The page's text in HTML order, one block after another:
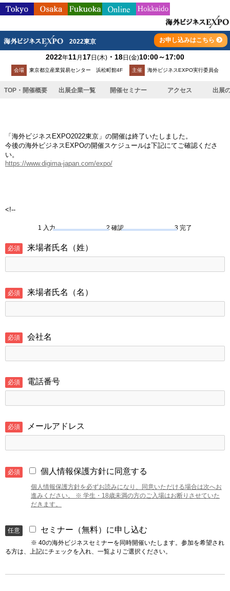
2022東京 お申し込みはこちら
2022年11月 17日 (木) ・18日 (金)10:00～17:00
会場 東京都立産業貿易センター 浜松町館4F 主催 海外ビジネスEXPO実行委員会
TOP・開催概要 出展企業一覧 開催セミナー アクセス 出展
「海外ビジネスEXPO2022東京」の開催は終了いたしました。
今後の海外ビジネスEXPOの開催スケジュールは下記にてご確認くださ
い。
https://www.digima-japan.com/expo/
<!--
1 入力 2 確認 3 完了
必須 来場者氏名（姓）
必須 来場者氏名（名）
必須 会社名
必須 電話番号
必須 メールアドレス
必須 個人情報保護方針に同意する
個人情報保護方針を必ずお読みになり、同意いただける場合は次へお
進みください。 ※ 学生・18歳未満の方のご入場はお断りさせていた
だきます。
任意 セミナー（無料）に申し込む
※ 40の海外ビジネスセミナーを同時開催いたします。参加を希望され
る方は、上記にチェックを入れ、一覧よりご選択ください。